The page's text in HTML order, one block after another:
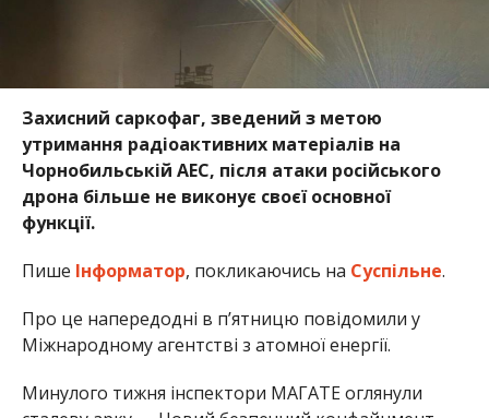
Захисний саркофаг, зведений з метою
утримання радіоактивних матеріалів на
Чорнобильській АЕС, після атаки російського
дрона більше не виконує своєї основної
функції.
Пише Інформатор, покликаючись на Суспільне.
Про це напередодні в пʼятницю повідомили у
Міжнародному агентстві з атомної енергії.
Минулого тижня інспектори МАГАТЕ оглянули